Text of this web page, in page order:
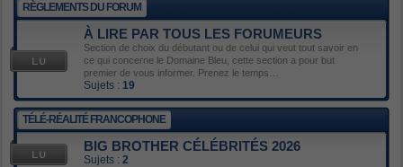
h
RÈGLEMENTS DU FORUM
À LIRE PAR TOUS LES FORUMEURS
Section de choix du débutant ou de celui qui veut tout savoir en
ce qui concerne le Domaine Bleu, cette section a pour but
premier de vous informer. Prenez le temps…
Sujets : 19
TÉLÉ-RÉALITÉ FRANCOPHONE
BIG BROTHER CÉLÉBRITÉS 2026
Sujets : 2